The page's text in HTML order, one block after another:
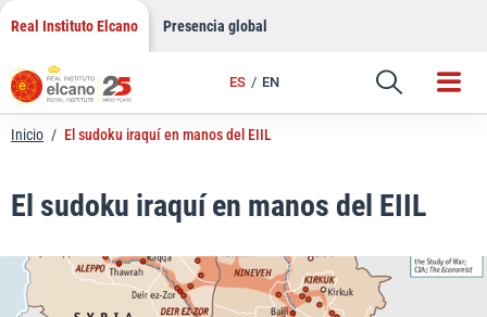
Saltar
contenido
Real Instituto Elcano Presencia global
ES EN
Enlace
Inicio / El sudoku iraquí en manos del EIIL
El sudoku iraquí en manos del EIIL